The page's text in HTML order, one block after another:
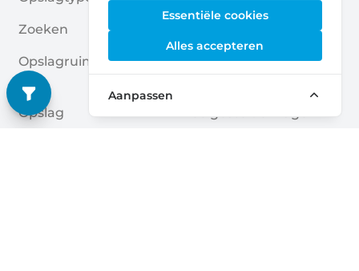
Essentiële cookies
Alles accepteren
Aanpassen
Zoeken
Opslagruimte Aanvrage
Opslag
Algemene Voorwaarde
Veelgestelde Vragen